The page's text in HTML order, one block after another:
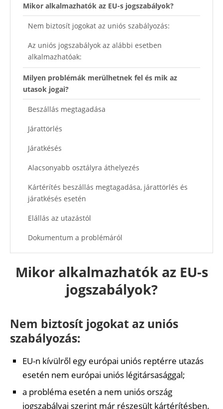
Mikor alkalmazhatók az EU-s jogszabályok?
Nem biztosít jogokat az uniós szabályozás:
Az uniós jogszabályok az alábbi esetben
alkalmazhatóak:
Milyen problémák merülhetnek fel és mik az
utasok jogai?
Beszállás megtagadása
Járattörlés
Járatkésés
Alacsonyabb osztályra áthelyezés
Kártérítés beszállás megtagadása, járattörlés és
járatkésés esetén
Elállás az utazástól
Dokumentum a problémáról
Panasztétel
Dokumentumok
Ajánlott cikkek
Mikor alkalmazhatók az EU-s
jogszabályok?
Nem biztosít jogokat az uniós
szabályozás:
EU-n kívülről egy európai uniós reptérre utazás
esetén nem európai uniós légitársasággal;
a probléma esetén a nem uniós ország
jogszabályai szerint már részesült kártérítésben.